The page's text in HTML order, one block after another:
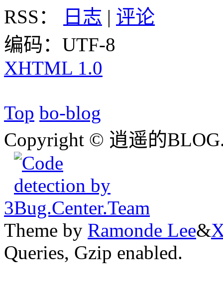
RSS：
日志 | 评论
编码：UTF-8
XHTML 1.0
Top bo-blog
Copyright © 逍遥的
3
Theme by Ramonde Lee&
Queries, Gzip enabled.